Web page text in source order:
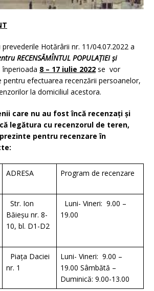
Hotărârii nr. 11/04.07.2022 a
RECENSĂMÎNTUL POPULAȚIEI și
înperioada 8 – 17 iulie 2022 se vor
pentru efectuarea recenzării persoanelor,
la domiciliul acestora.
care nu au fost încă recenzați și
legătura cu recenzorul de teren,
pentru recenzare în
ADRESA Program de recenzare
Str. Ion
Băieșu nr. 8-
10, bl. D1-D2
Luni- Vineri: 9.00 –
19.00
Piața Daciei
nr. 1
Luni- Vineri: 9.00 –
19.00 Sâmbătă –
Duminică: 9.00-13.00